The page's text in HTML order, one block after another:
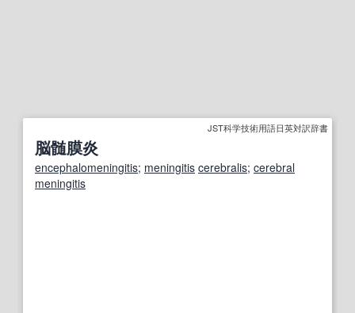
JST科学技術用語日英対訳辞書
脳髄膜炎
encephalomeningitis; meningitis cerebralis; cerebral
meningitis